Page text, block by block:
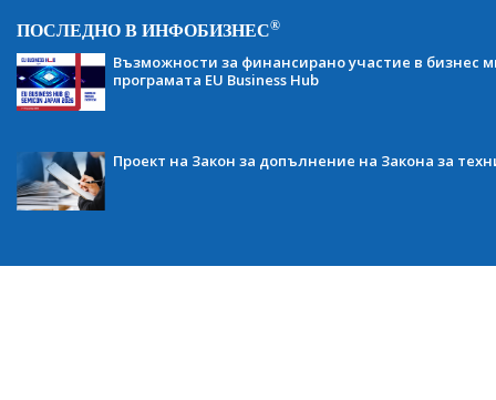
ПОСЛЕДНО В ИНФОБИЗНЕС®
Възможности за финансирано участие в бизнес
програмата EU Business Hub
Проект на Закон за допълнение на Закона за